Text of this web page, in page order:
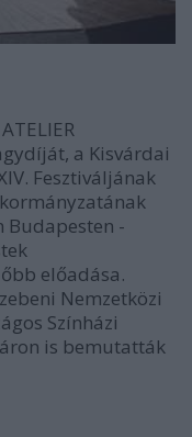
a Kisvárdai
Fesztiváljának
Budapesten -
előadása.
Nemzetközi
Színházi
is bemutatták